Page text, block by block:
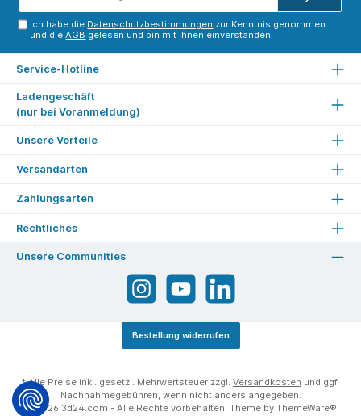
Ich habe die Datenschutzbestimmungen zur Kenntnis genommen
und dieAGB gelesen und bin mit ihnen einverstanden.
Service-Hotline
Ladengeschäft
(nur bei Voranmeldung)
Unsere Vorteile
Versandarten
Zahlungsarten
Rechtliches
Unsere Communities
Bestellung widerrufen
* Alle Preise inkl. gesetzl. Mehrwertsteuer zzgl. Versandkosten und ggf.
Nachnahmegebühren, wenn nicht anders angegeben.
© 2026 3d24.com - Alle Rechte vorbehalten. Theme by ThemeWare®